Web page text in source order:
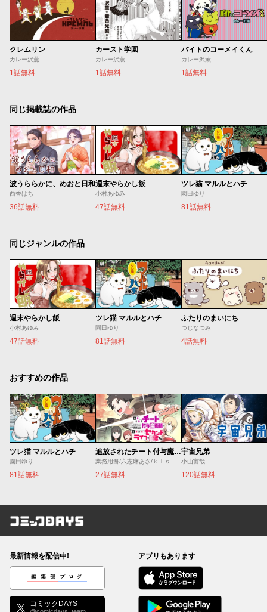
クレムリン
カレー沢薫
1話無料
カースト学園
カレー沢薫
1話無料
バイトのコーメイくん
カレー沢薫
1話無料
同じ掲載誌の作品
波うららかに、めおと日和
西香はち
36話無料
週末やらかし飯
小村あゆみ
47話無料
ツレ猫 マルルとハチ
園田ゆり
81話無料
同じジャンルの作品
週末やらかし飯
小村あゆみ
47話無料
ツレ猫 マルルとハチ
園田ゆり
81話無料
ふたりのまいにち
つじなつみ
4話無料
おすすめの作品
ツレ猫 マルルとハチ
園田ゆり
81話無料
追放されたチート付与魔術師は気ままなセカンドライフを謳歌する。 ～俺は武器だけじゃなく、あらゆるものに『強化ポイント』を付与できるし、俺の意思でいつでも効果を解除できるけど、残った人たち大丈夫？～
業務用餅/六志麻あさ/ｋｉｓｕｉ
27話無料
宇宙兄弟
小山宙哉
120話無料
コミックDAYS
最新情報を配信中!
編集部ブログ
コミックDAYS
アプリもあります